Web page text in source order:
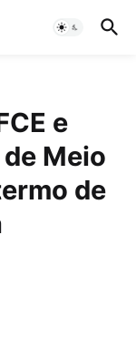
e
Meio
de